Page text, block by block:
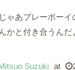
ゃあプレーボー
かと付き合うん
Suzuki at